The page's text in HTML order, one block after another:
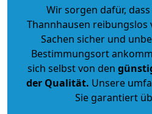
Wir sorgen dafür,
Thannhausen
Sachen sicher und
Bestimmungsort
sich selbst von den
der Qualität. Unsere
Sie garantiert